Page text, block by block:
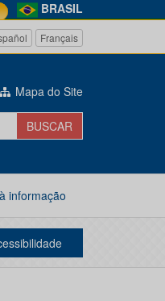
BRASIL
Français
Mapa do Site
informação